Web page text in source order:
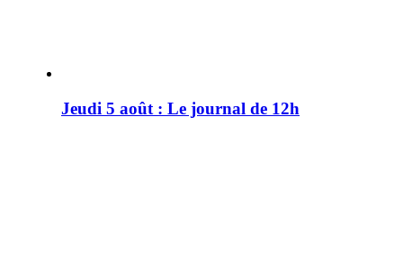
Jeudi 5 août : Le journal de 12h